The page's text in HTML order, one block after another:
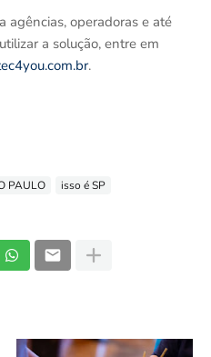
agências, operadoras e até
a solução, entre em
.
PAULO
isso é SP